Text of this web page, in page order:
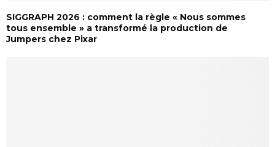
SIGGRAPH 2026 : comment la règle « Nous sommes
tous ensemble » a transformé la production de
Jumpers chez Pixar